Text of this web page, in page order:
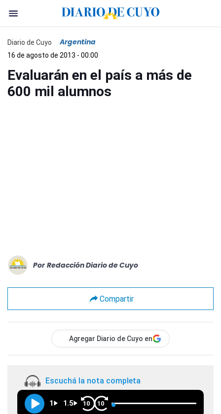
Diario de Cuyo Argentina
16 de agosto de 2013 - 00:00
Evaluarán en el país a más de
600 mil alumnos
Por Redacción Diario de Cuyo
Compartir
Agregar Diario de Cuyo en
Escuchá la nota completa
1 1.5 10 10